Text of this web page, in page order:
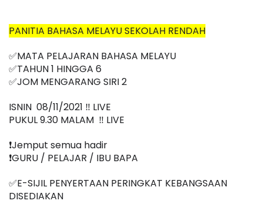
PANITIA BAHASA MELAYU SEKOLAH RENDAH
✅MATA PELAJARAN BAHASA MELAYU
✅TAHUN 1 HINGGA 6
✅JOM MENGARANG SIRI 2
ISNIN  08/11/2021 ‼️ LIVE
PUKUL 9.30 MALAM  ‼️ LIVE
❗️Jemput semua hadir
❗️GURU / PELAJAR / IBU BAPA
✅E-SIJIL PENYERTAAN PERINGKAT KEBANGSAAN
DISEDIAKAN